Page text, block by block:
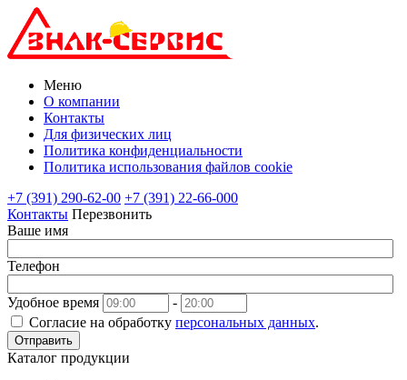
Меню
О компании
Контакты
Для физических лиц
Политика конфиденциальности
Политика использования файлов cookie
+7 (391) 290-62-00 +7 (391) 22-66-000
Контакты Перезвонить
Ваше имя
Телефон
Удобное время
-
Согласие на обработку персональных данных.
Отправить
Каталог продукции